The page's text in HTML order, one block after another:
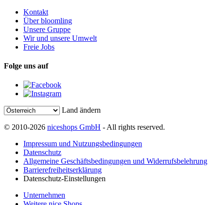
Kontakt
Über bloomling
Unsere Gruppe
Wir und unsere Umwelt
Freie Jobs
Folge uns auf
Land ändern
© 2010-2026 niceshops GmbH - All rights reserved.
Impressum und Nutzungsbedingungen
Datenschutz
Allgemeine Geschäftsbedingungen und Widerrufsbelehrung
Barrierefreiheitserklärung
Datenschutz-Einstellungen
Unternehmen